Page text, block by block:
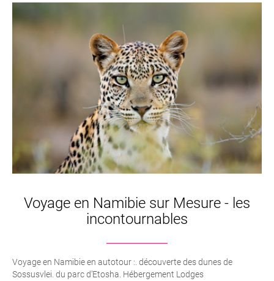
Voyage en Namibie sur Mesure - les
incontournables
Voyage en Namibie en autotour :. découverte des dunes de
Sossusvlei. du parc d’Etosha. Hébergement Lodges